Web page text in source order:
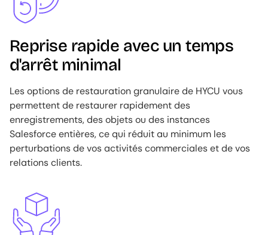
Reprise rapide avec un temps
d'arrêt minimal
Les options de restauration granulaire de HYCU vous
permettent de restaurer rapidement des
enregistrements, des objets ou des instances
Salesforce entières, ce qui réduit au minimum les
perturbations de vos activités commerciales et de vos
relations clients.
Image